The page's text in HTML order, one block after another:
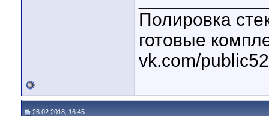
Полировка
готовые
vk.com/
26.02.2018, 16:45